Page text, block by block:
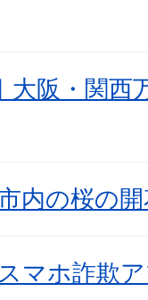
阪・関西
内の桜の
マホ詐欺